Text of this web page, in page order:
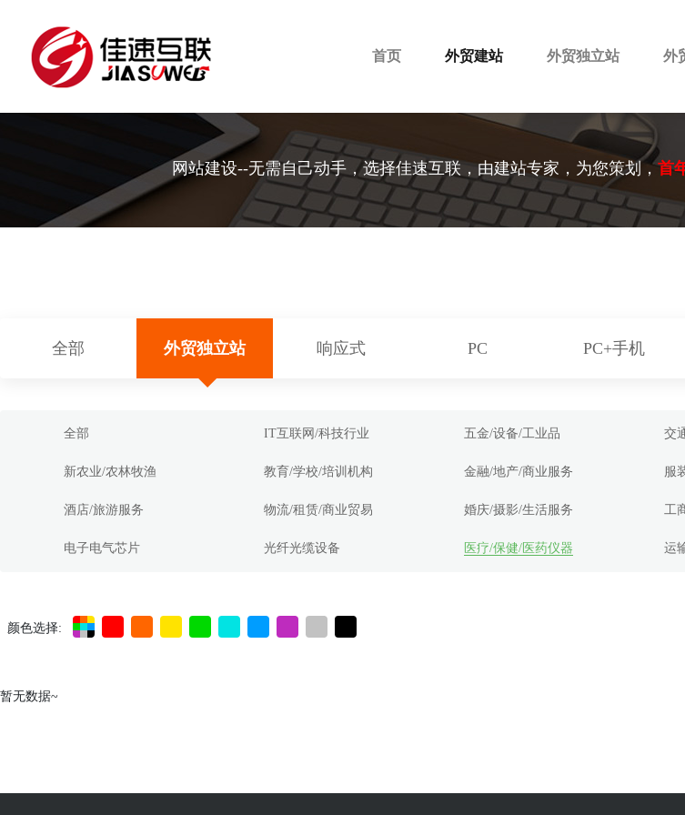
首页 外贸建站 外贸独立站 外
网站建设--无需自己动手，选择佳速互联，由建站专家，为您策划，首
全部 外贸独立站 响应式 PC PC+手机
全部 IT互联网/科技行业 五金/设备/工业品 交
新农业/农林牧渔 教育/学校/培训机构 金融/地产/商业服务 服
酒店/旅游服务 物流/租赁/商业贸易 婚庆/摄影/生活服务 工
电子电气芯片 光纤光缆设备 医疗/保健/医药仪器 运
颜色选择:
暂无数据~